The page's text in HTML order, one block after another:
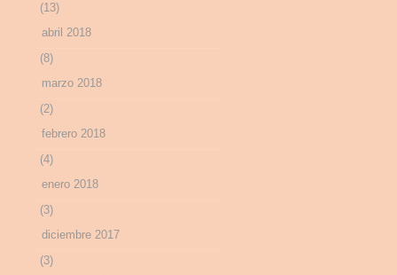
(13)
abril 2018
(8)
marzo 2018
(2)
febrero 2018
(4)
enero 2018
(3)
diciembre 2017
(3)